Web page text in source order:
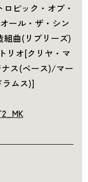
ピック・オブ・
ール・ザ・シン
曲(リプリーズ)
リオ[クリヤ・マ
ス(ベース)/マー
ムス)]